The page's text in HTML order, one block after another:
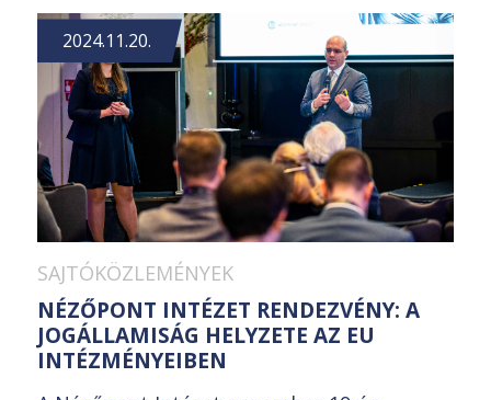
2024.11.20.
SAJTÓKÖZLEMÉNYEK
NÉZŐPONT INTÉZET RENDEZVÉNY: A
JOGÁLLAMISÁG HELYZETE AZ EU
INTÉZMÉNYEIBEN